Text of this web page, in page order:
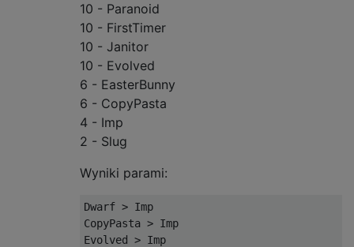
10 - Paranoid
10 - FirstTimer
10 - Janitor
10 - Evolved
6 - EasterBunny
6 - CopyPasta
4 - Imp
2 - Slug
Wyniki parami:
Dwarf > Imp
CopyPasta > Imp
Evolved > Imp